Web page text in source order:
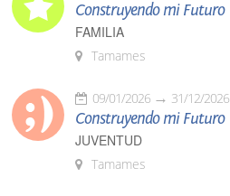
Construyendo mi Futuro
FAMILIA
Tamames
09/01/2026 31/12/2026
Construyendo mi Futuro
JUVENTUD
Tamames